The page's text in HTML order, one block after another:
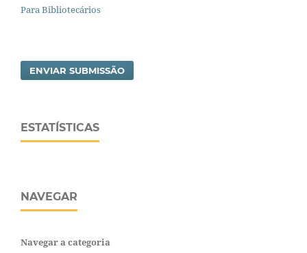
Para Bibliotecários
ENVIAR SUBMISSÃO
ESTATÍSTICAS
NAVEGAR
Navegar a categoria